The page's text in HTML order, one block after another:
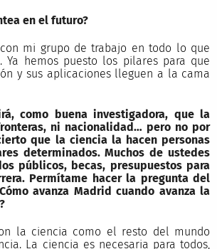
en el futuro?
mi grupo de trabajo en todo lo que
Ya hemos puesto los pilares para que
y sus aplicaciones lleguen a la cama
como buena investigadora, que la
ni nacionalidad… pero no por
que la ciencia la hacen personas
determinados. Muchos de ustedes
públicos, becas, presupuestos para
Permítame hacer la pregunta del
avanza Madrid cuando avanza la
la ciencia como el resto del mundo
La ciencia es necesaria para todos,